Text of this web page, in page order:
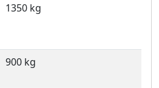
1350 kg
900 kg